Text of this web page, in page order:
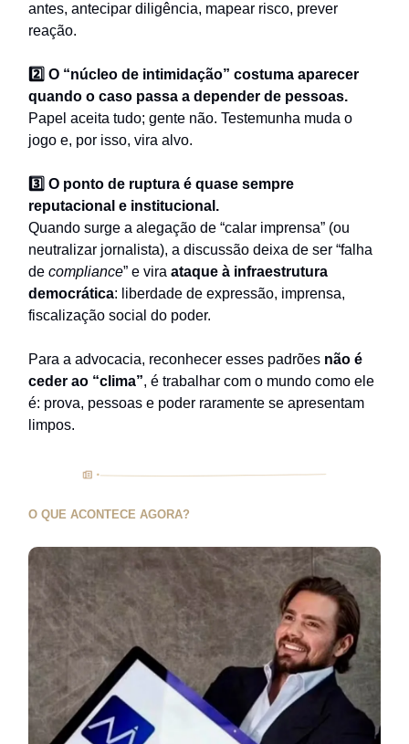
antes, antecipar diligência, mapear risco, prever
reação.
2️⃣ O “núcleo de intimidação” costuma aparecer
quando o caso passa a depender de pessoas.
Papel aceita tudo; gente não. Testemunha muda o
jogo e, por isso, vira alvo.
3️⃣ O ponto de ruptura é quase sempre
reputacional e institucional.
Quando surge a alegação de “calar imprensa” (ou
neutralizar jornalista), a discussão deixa de ser “falha
de compliance” e vira ataque à infraestrutura
democrática: liberdade de expressão, imprensa,
fiscalização social do poder.
Para a advocacia, reconhecer esses padrões não é
ceder ao “clima”, é trabalhar com o mundo como ele
é: prova, pessoas e poder raramente se apresentam
limpos.
O QUE ACONTECE AGORA?